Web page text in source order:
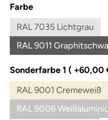
Farbeauswählen
RAL 7035 Lichtgrau
(Diese Option
RAL 9011
(Diese
Sonderfarbe 1 ( +60,00
RAL 9001 Cremeweiß
(Diese
RAL 9006